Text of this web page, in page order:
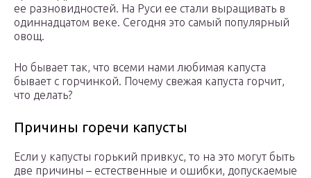
ее разновидностей. На Руси ее стали выращивать в
одиннадцатом веке. Сегодня это самый популярный
овощ.
Но бывает так, что всеми нами любимая капуста
бывает с горчинкой. Почему свежая капуста горчит,
что делать?
Причины горечи капусты
Если у капусты горький привкус, то на это могут быть
две причины – естественные и ошибки, допускаемые